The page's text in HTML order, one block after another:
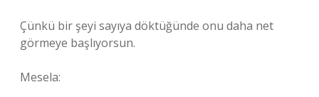
Çünkü bir şeyi sayıya döktüğünde onu daha net
görmeye başlıyorsun.
Mesela: